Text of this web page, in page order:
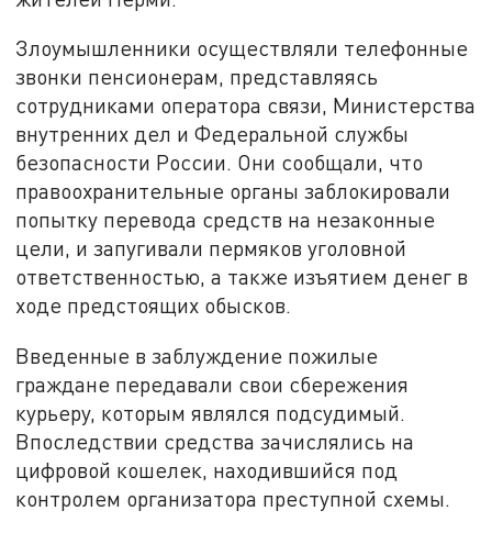
Злоумышленники осуществляли телефонные
звонки пенсионерам, представляясь
сотрудниками оператора связи, Министерства
внутренних дел и Федеральной службы
безопасности России. Они сообщали, что
правоохранительные органы заблокировали
попытку перевода средств на незаконные
цели, и запугивали пермяков уголовной
ответственностью, а также изъятием денег в
ходе предстоящих обысков.
Введенные в заблуждение пожилые
граждане передавали свои сбережения
курьеру, которым являлся подсудимый.
Впоследствии средства зачислялись на
цифровой кошелек, находившийся под
контролем организатора преступной схемы.